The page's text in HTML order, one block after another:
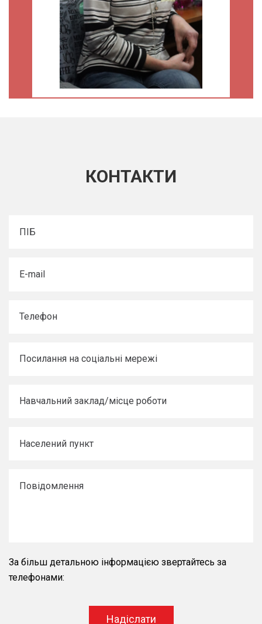
КОНТАКТИ
За більш детальною інформацією звертайтесь за
телефонами:
Надіслати